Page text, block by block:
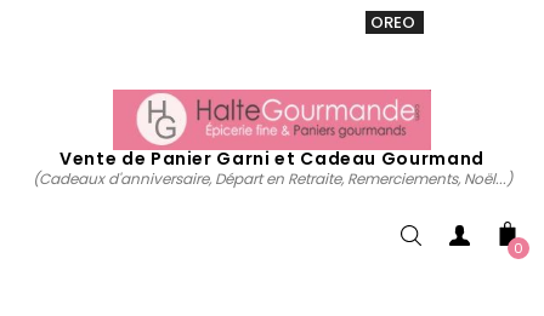
OREO
Vente de Panier Garni et Cadeau Gourmand
(Cadeaux d'anniversaire, Départ en Retraite, Remerciements, Noël...)
0